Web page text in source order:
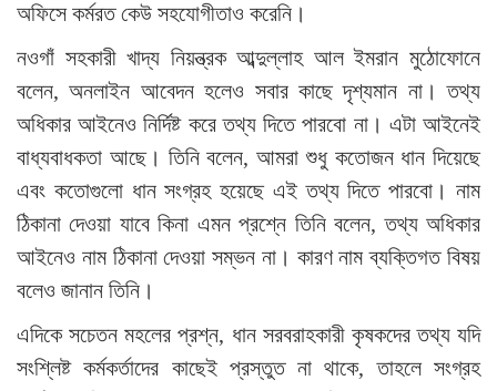
অফিসে কর্মরত কেউ সহযোগীতাও করেনি।
নওগাঁ সহকারী খাদ্য নিয়ন্ত্রক আব্দুল্লাহ আল ইমরান মুঠোফোনে
বলেন, অনলাইন আবেদন হলেও সবার কাছে দৃশ্যমান না। তথ্য
অধিকার আইনেও নির্দিষ্ট করে তথ্য দিতে পারবো না। এটা আইনেই
বাধ্যবাধকতা আছে। তিনি বলেন, আমরা শুধু কতোজন ধান দিয়েছে
এবং কতোগুলো ধান সংগ্রহ হয়েছে এই তথ্য দিতে পারবো। নাম
ঠিকানা দেওয়া যাবে কিনা এমন প্রশ্নে তিনি বলেন, তথ্য অধিকার
আইনেও নাম ঠিকানা দেওয়া সম্ভন না। কারণ নাম ব্যক্তিগত বিষয়
বলেও জানান তিনি।
এদিকে সচেতন মহলের প্রশ্ন, ধান সরবরাহকারী কৃষকদের তথ্য যদি
সংশ্লিষ্ট কর্মকর্তাদের কাছেই প্রস্তুত না থাকে, তাহলে সংগ্রহ